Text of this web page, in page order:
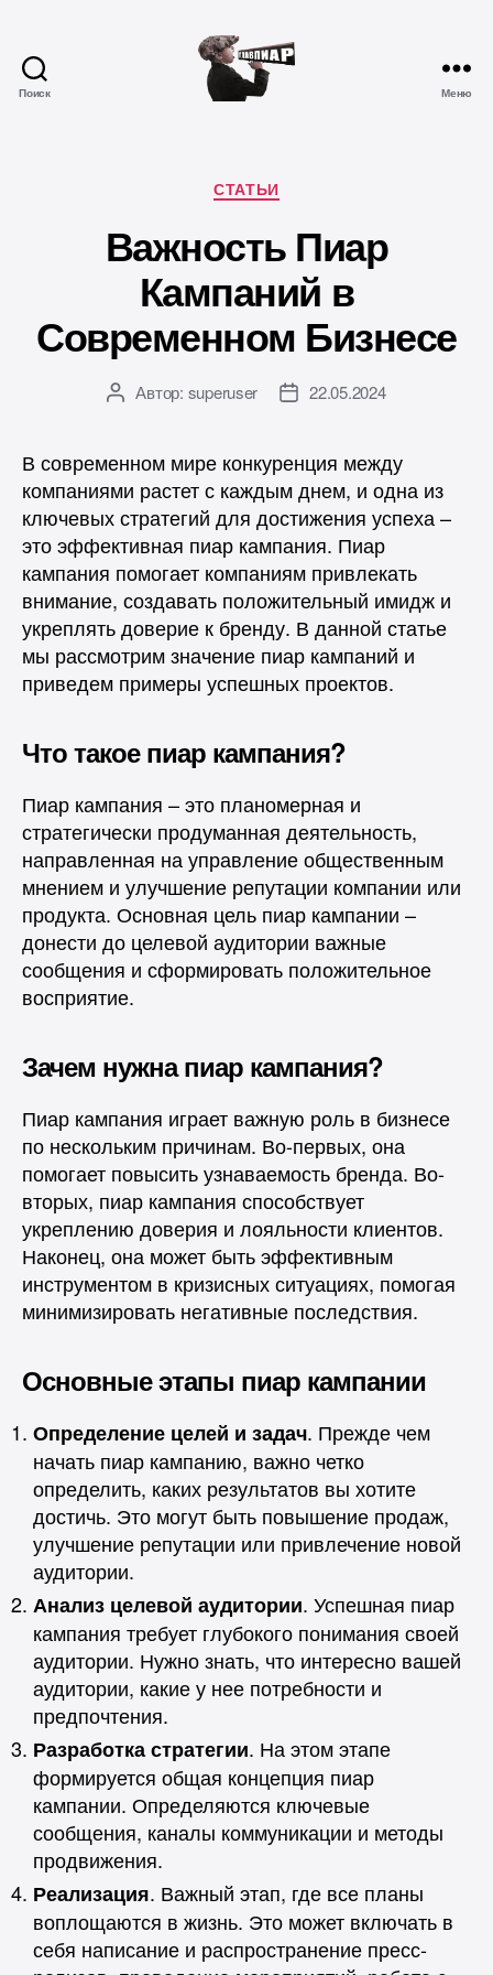
Поиск Меню
Рубрики
СТАТЬИ
Важность Пиар
Кампаний в
Современном Бизнесе
АвторАвтор: superuser
Дата22.05.2024
В современном мире конкуренция между
компаниями растет с каждым днем, и одна из
ключевых стратегий для достижения успеха –
это эффективная пиар кампания. Пиар
кампания помогает компаниям привлекать
внимание, создавать положительный имидж и
укреплять доверие к бренду. В данной статье
мы рассмотрим значение пиар кампаний и
приведем примеры успешных проектов.
Что такое пиар кампания?
Пиар кампания – это планомерная и
стратегически продуманная деятельность,
направленная на управление общественным
мнением и улучшение репутации компании или
продукта. Основная цель пиар кампании –
донести до целевой аудитории важные
сообщения и сформировать положительное
восприятие.
Зачем нужна пиар кампания?
Пиар кампания играет важную роль в бизнесе
по нескольким причинам. Во-первых, она
помогает повысить узнаваемость бренда. Во-
вторых, пиар кампания способствует
укреплению доверия и лояльности клиентов.
Наконец, она может быть эффективным
инструментом в кризисных ситуациях, помогая
минимизировать негативные последствия.
Основные этапы пиар кампании
Определение целей и задач. Прежде чем
начать пиар кампанию, важно четко
определить, каких результатов вы хотите
достичь. Это могут быть повышение продаж,
улучшение репутации или привлечение новой
аудитории.
Анализ целевой аудитории. Успешная пиар
кампания требует глубокого понимания своей
аудитории. Нужно знать, что интересно вашей
аудитории, какие у нее потребности и
предпочтения.
Разработка стратегии. На этом этапе
формируется общая концепция пиар
кампании. Определяются ключевые
сообщения, каналы коммуникации и методы
продвижения.
Реализация. Важный этап, где все планы
воплощаются в жизнь. Это может включать в
себя написание и распространение пресс-